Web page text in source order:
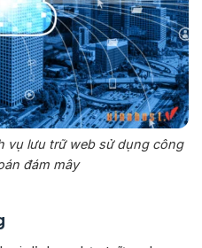
vụ lưu trữ web sử dụng công
đám mây